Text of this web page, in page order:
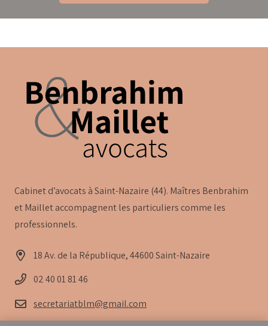
Cabinet d’avocats à Saint-Nazaire (44). Maîtres Benbrahim
et Maillet accompagnent les particuliers comme les
professionnels.
18 Av. de la République, 44600 Saint-Nazaire
02 40 01 81 46
secretariatblm@gmail.com